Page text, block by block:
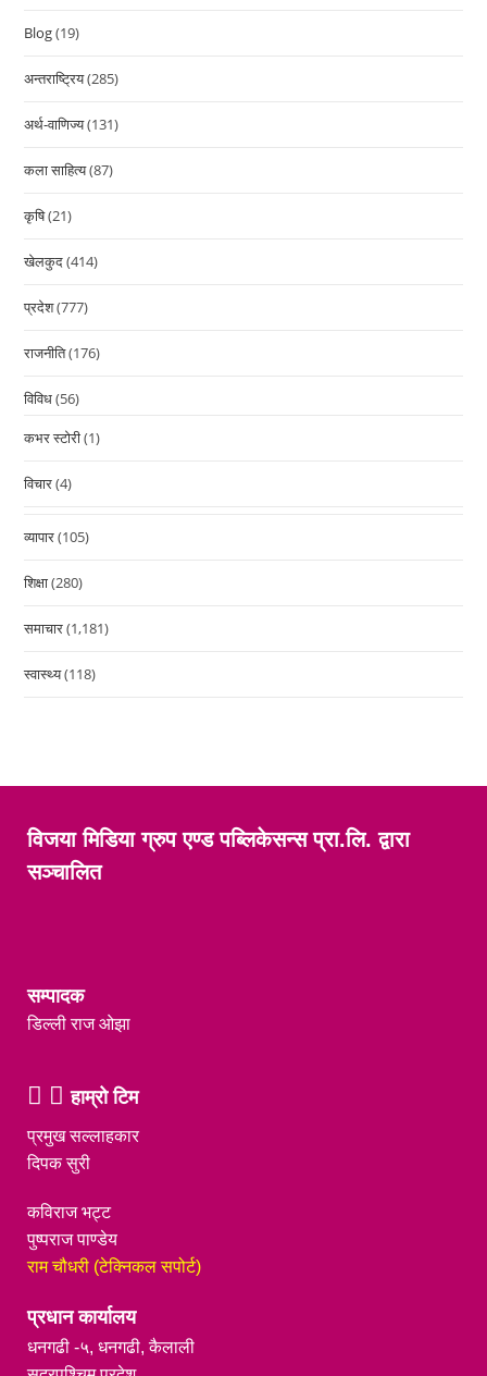
Blog(19)
अन्तराष्ट्रिय(285)
अर्थ-वाणिज्य(131)
कला साहित्य(87)
कृषि(21)
खेलकुद(414)
प्रदेश(777)
राजनीति(176)
विविध(56)
कभर स्टोरी(1)
विचार(4)
व्यापार(105)
शिक्षा(280)
समाचार(1,181)
स्वास्थ्य(118)
विजया मिडिया ग्रुप एण्ड पब्लिकेसन्स प्रा.लि. द्वारा
सञ्चालित
सम्पादक
डिल्ली राज ओझा
हाम्रो टिम
प्रमुख सल्लाहकार
दिपक सुरी
कविराज भट्ट
पुष्पराज पाण्डेय
राम चौधरी (टेक्निकल सपोर्ट)
प्रधान कार्यालय
धनगढी -५, धनगढी, कैलाली